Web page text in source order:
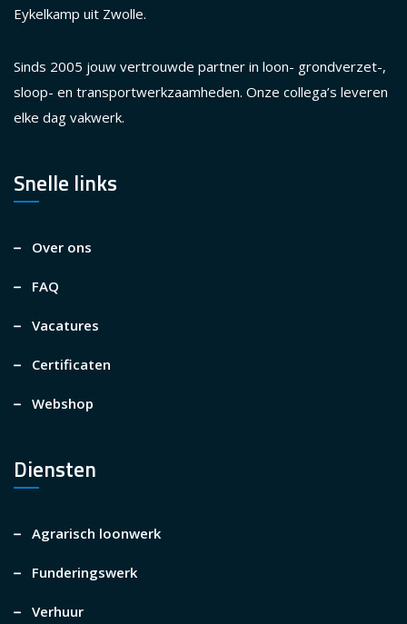
Eykelkamp uit Zwolle.
Sinds 2005 jouw vertrouwde partner in loon- grondverzet-,
sloop- en transportwerkzaamheden. Onze collega’s leveren
elke dag vakwerk.
Snelle links
Over ons
FAQ
Vacatures
Certificaten
Webshop
Diensten
Agrarisch loonwerk
Funderingswerk
Verhuur